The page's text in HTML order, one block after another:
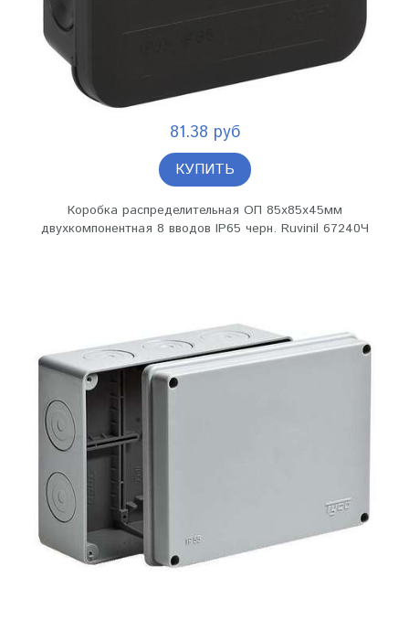
81.38 руб
КУПИТЬ
Коробка распределительная ОП 85х85х45мм
двухкомпонентная 8 вводов IP65 черн. Ruvinil 67240Ч